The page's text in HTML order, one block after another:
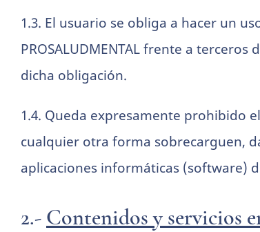
1.3. El usuario se obliga a hacer un
PROSALUDMENTAL frente a
dicha obligación.
1.4. Queda expresamente prohibido
cualquier otra forma sobrecarguen,
aplicaciones informáticas (software)
2.- Contenidos y servicios
y estructura
base a cómo
web.
Experiencia
Para que
nuestra web
funcione lo
mejor posible
rechaza estas